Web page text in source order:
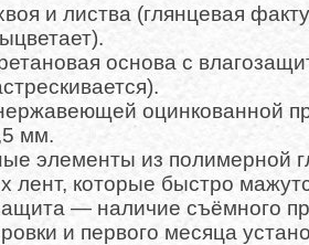
и листва (глянцевая
основа с
оцинкованной
мм.
элементы из полимерной
лент, которые быстро
— наличие съёмного
и первого месяца